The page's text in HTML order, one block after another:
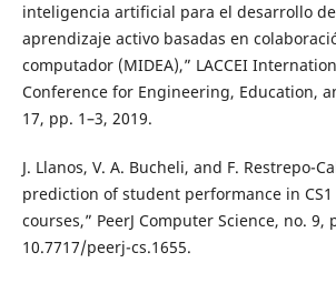
inteligencia artificial para el desarrollo
aprendizaje activo basadas en
computador (MIDEA),” LACCEI
Conference for Engineering, Education,
17, pp. 1–3, 2019.
J. Llanos, V. A. Bucheli, and F. Restrepo-
prediction of student performance in
courses,” PeerJ Computer Science, no. 9,
10.7717/peerj-cs.1655.